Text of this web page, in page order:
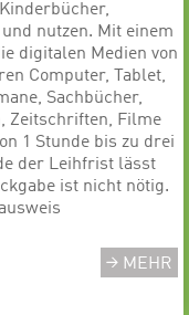
nutzen. Mit einem
digitalen Medien von
Computer, Tablet,
Sachbücher,
Zeitschriften, Filme
1 Stunde bis zu drei
der Leihfrist lässt
ist nicht nötig.
MEHR